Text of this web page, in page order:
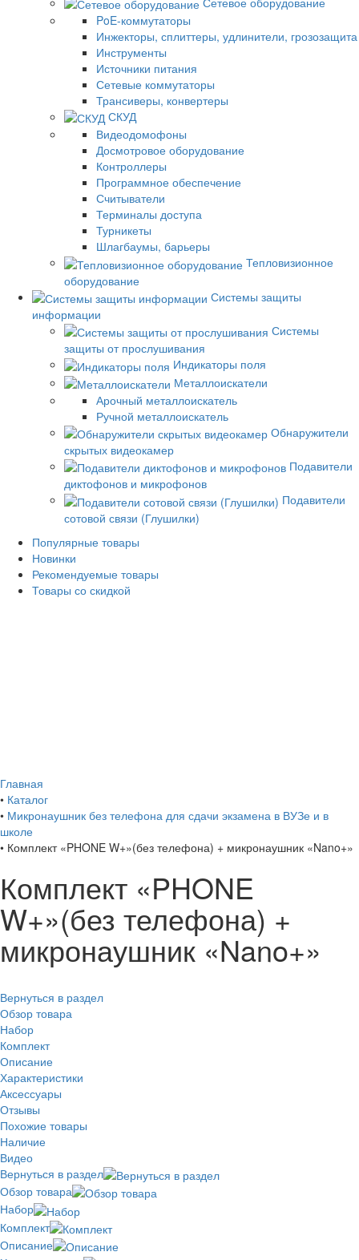
PoE-коммутаторы
Инжекторы, сплиттеры, удлинители, грозозащита
Инструменты
Источники питания
Сетевые коммутаторы
Трансиверы, конвертеры
СКУД
Видеодомофоны
Досмотровое оборудование
Контроллеры
Программное обеспечение
Считыватели
Терминалы доступа
Турникеты
Шлагбаумы, барьеры
Тепловизионное
оборудование
Системы защиты
информации
Системы
защиты от прослушивания
Индикаторы поля
Металлоискатели
Арочный металлоискатель
Ручной металлоискатель
Обнаружители
скрытых видеокамер
Подавители
диктофонов и микрофонов
Подавители
сотовой связи (Глушилки)
Популярные товары
Новинки
Рекомендуемые товары
Товары со скидкой
Главная
• Каталог
• Микронаушник без телефона для сдачи экзамена в ВУЗе и в
школе
• Комплект «PHONE W+»(без телефона) + микронаушник «Nano+»
Комплект «PHONE
W+»(без телефона) +
микронаушник «Nano+»
Вернуться в раздел
Обзор товара
Набор
Комплект
Описание
Характеристики
Аксессуары
Отзывы
Похожие товары
Наличие
Видео
Вернуться в раздел
Обзор товара
Набор
Комплект
Описание